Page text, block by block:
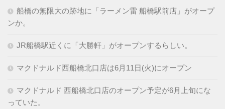
船橋の無限大の跡地に「ラーメン雷 船橋駅前店」がオープ
ンか。
JR船橋駅近くに「大勝軒」がオープンするらしい。
マクドナルド西船橋北口店は6月11日(火)にオープン
マクドナルド 西船橋北口店のオープン予定が6月上旬にな
っていた。